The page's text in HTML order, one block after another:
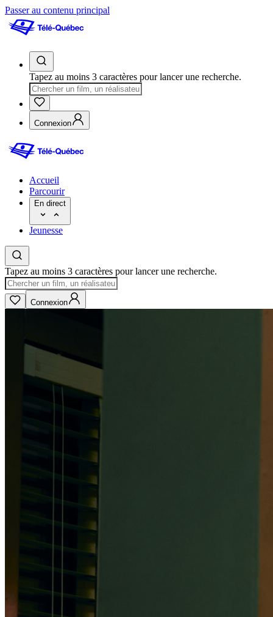
Passer au contenu principal
Tapez au moins 3 caractères pour lancer une recherche.
Connexion
Accueil
Parcourir
En direct
Jeunesse
Tapez au moins 3 caractères pour lancer une recherche.
Connexion